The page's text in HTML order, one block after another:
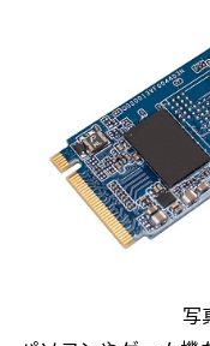
写